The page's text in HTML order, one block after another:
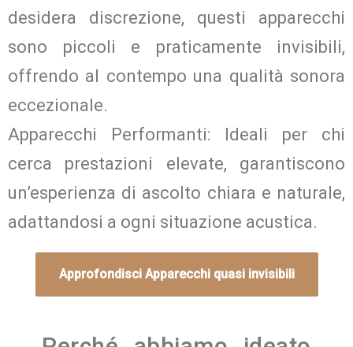
desidera discrezione, questi apparecchi
sono piccoli e praticamente invisibili,
offrendo al contempo una qualità sonora
eccezionale.
Apparecchi Performanti: Ideali per chi
cerca prestazioni elevate, garantiscono
un’esperienza di ascolto chiara e naturale,
adattandosi a ogni situazione acustica.
Approfondisci Apparecchi quasi invisibili